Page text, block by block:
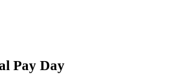
Pay Day